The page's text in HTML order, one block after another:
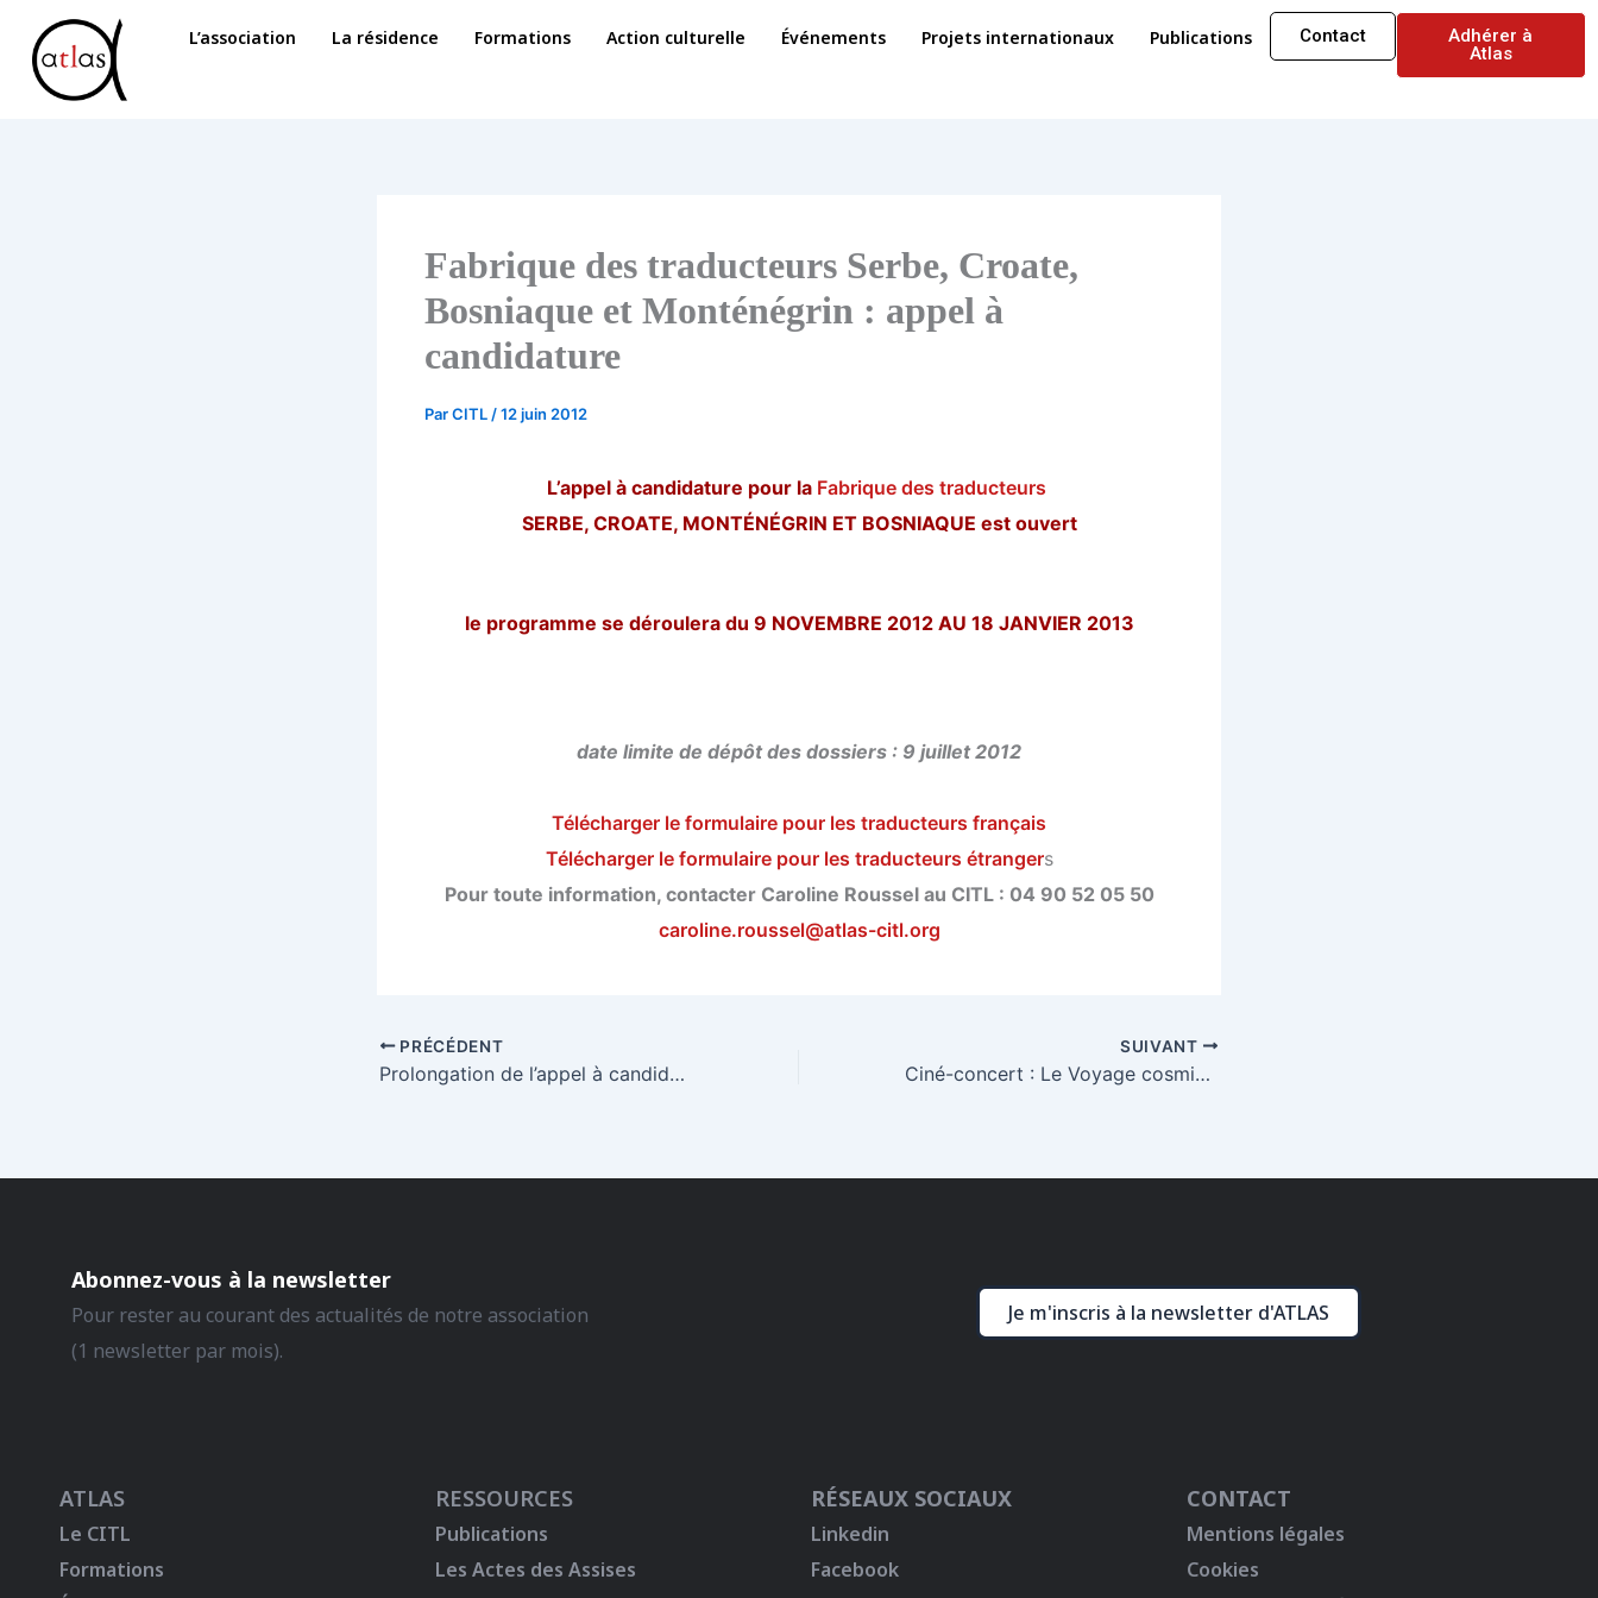
contenu
L’association La résidence Formations Action culturelle Événements Projets internationaux Publications Contact
Adhérer à
Atlas
Fabrique des traducteurs Serbe, Croate,
Bosniaque et Monténégrin : appel à
candidature
ParCITL /12 juin 2012
L’appel à candidature pour la Fabrique des traducteurs
SERBE, CROATE, MONTÉNÉGRIN ET BOSNIAQUE est ouvert
le programme se déroulera du 9 NOVEMBRE 2012 AU 18 JANVIER 2013
date limite de dépôt des dossiers : 9 juillet 2012
Télécharger le formulaire pour les traducteurs français
Télécharger le formulaire pour les traducteurs étrangers
Pour toute information, contacter Caroline Roussel au CITL : 04 90 52 05 50
caroline.roussel@atlas-citl.org
PRÉCÉDENT
Prolongation de l’appel à candidature pour l’atelier franco-turc de la Fabrique Européenne des Traducteurs
SUIVANT
Ciné-concert : Le Voyage cosmique, Cinéma Actes Sud, Arles, 30 juin 2012 à 21h30
Abonnez-vous à la newsletter
Pour rester au courant des actualités de notre association
(1 newsletter par mois).
Je m'inscris à la newsletter d'ATLAS
ATLAS
Le CITL
Formations
RESSOURCES
Publications
Les Actes des Assises
RÉSEAUX SOCIAUX
Linkedin
Facebook
CONTACT
Mentions légales
Cookies